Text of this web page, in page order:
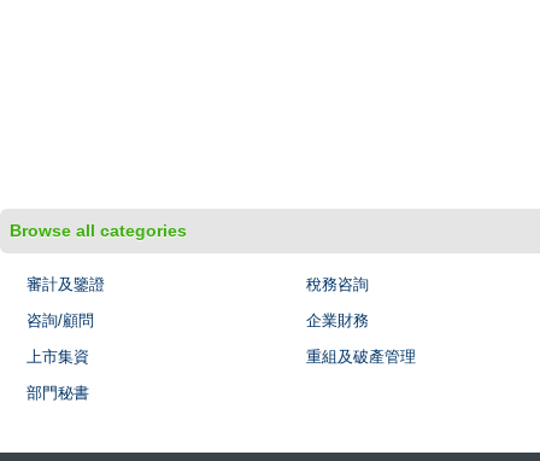
Browse all categories
審計及鑒證
稅務咨詢
咨詢/顧問
企業財務
上市集資
重組及破產管理
部門秘書